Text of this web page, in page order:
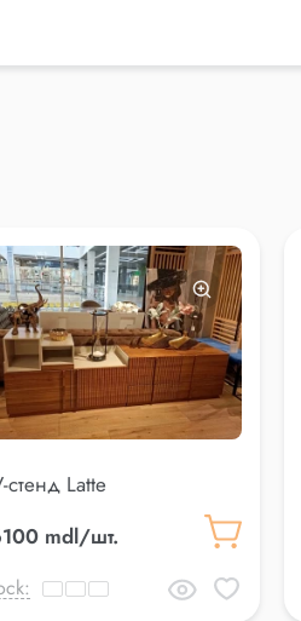
стенд Latte
mdl/шт.